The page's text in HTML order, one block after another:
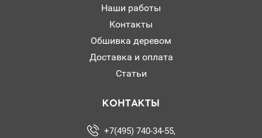
Наши работы
Контакты
Обшивка деревом
Доставка и оплата
Статьи
КОНТАКТЫ
+7(495) 740-34-55,